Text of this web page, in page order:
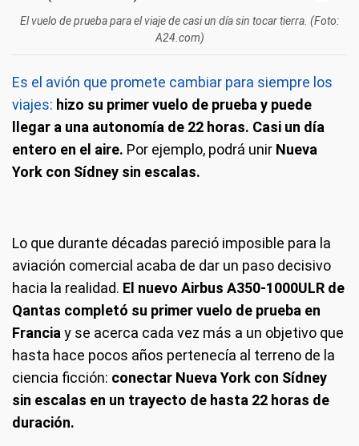
El vuelo de prueba para el viaje de casi un día sin tocar tierra. (Foto:
A24.com)
Es el avión que promete cambiar para siempre los
viajes: hizo su primer vuelo de prueba y puede
llegar a una autonomía de 22 horas. Casi un día
entero en el aire. Por ejemplo, podrá unir Nueva
York con Sídney sin escalas.
Lo que durante décadas pareció imposible para la
aviación comercial acaba de dar un paso decisivo
hacia la realidad. El nuevo Airbus A350-1000ULR de
Qantas completó su primer vuelo de prueba en
Francia y se acerca cada vez más a un objetivo que
hasta hace pocos años pertenecía al terreno de la
ciencia ficción: conectar Nueva York con Sídney
sin escalas en un trayecto de hasta 22 horas de
duración.